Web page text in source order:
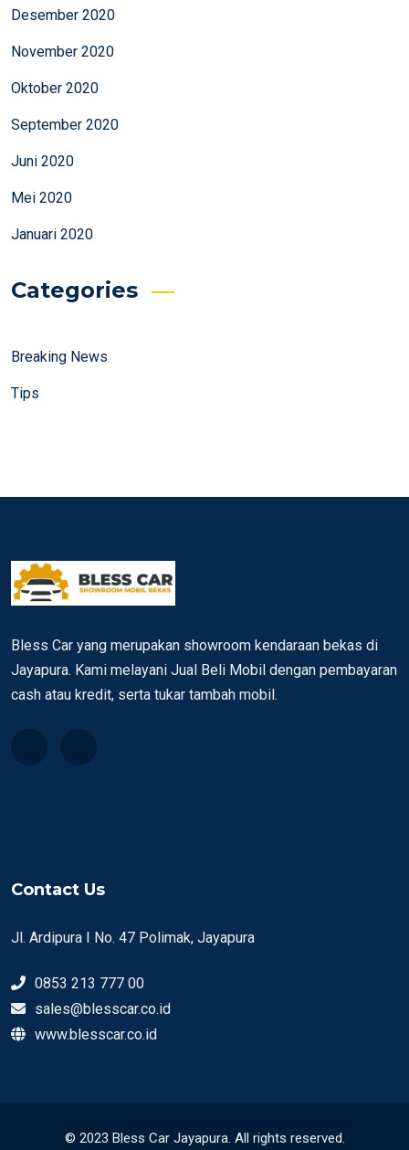
Desember 2020
November 2020
Oktober 2020
September 2020
Juni 2020
Mei 2020
Januari 2020
Categories
Breaking News
Tips
Bless Car yang merupakan showroom kendaraan bekas di
Jayapura. Kami melayani Jual Beli Mobil dengan pembayaran
cash atau kredit, serta tukar tambah mobil.
Contact Us
Jl. Ardipura I No. 47 Polimak, Jayapura
0853 213 777 00
sales@blesscar.co.id
www.blesscar.co.id
© 2023 Bless Car Jayapura. All rights reserved.